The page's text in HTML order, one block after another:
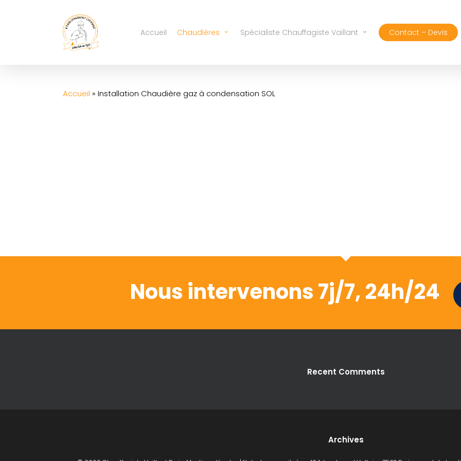
Accueil Chaudières Spécialiste Chauffagiste Vaillant Contact – Devis
Accueil » Installation Chaudière gaz à condensation SOL
Nous intervenons 7j/7, 24h/24
Recent Comments
Archives